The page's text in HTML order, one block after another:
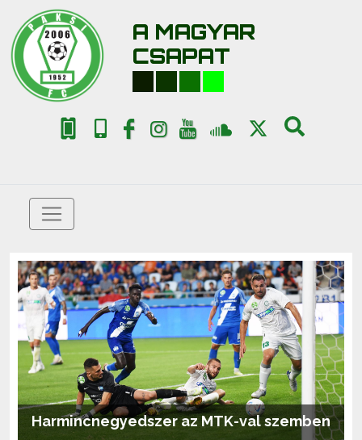
A MAGYAR
CSAPAT
Harmincnegyedszer az MTK-val szemben